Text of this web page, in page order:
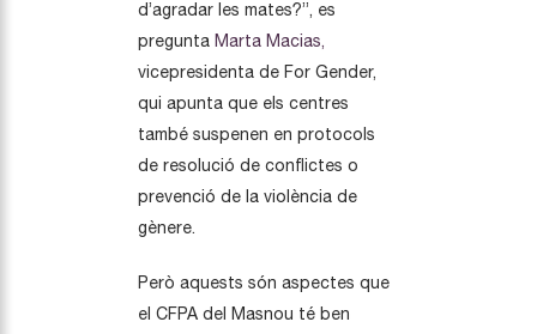
d’agradar les mates?”, es
pregunta Marta Macias,
vicepresidenta de For Gender,
qui apunta que els centres
també suspenen en protocols
de resolució de conflictes o
prevenció de la violència de
gènere.
Però aquests són aspectes que
el CFPA del Masnou té ben